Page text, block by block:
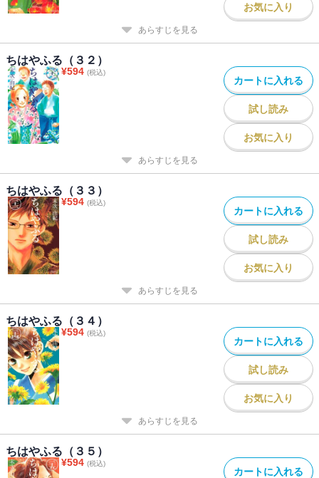
お気に入り
あらすじを見る
ちはやふる（３２）
¥594 (税込)
カートに入れる
試し読み
お気に入り
あらすじを見る
ちはやふる（３３）
¥594 (税込)
カートに入れる
試し読み
お気に入り
あらすじを見る
ちはやふる（３４）
¥594 (税込)
カートに入れる
試し読み
お気に入り
あらすじを見る
ちはやふる（３５）
¥594 (税込)
カートに入れる